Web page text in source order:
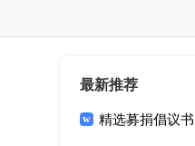
最新推荐
精选募捐倡议书